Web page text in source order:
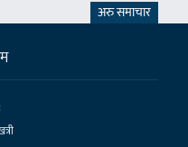
अरु समाचार